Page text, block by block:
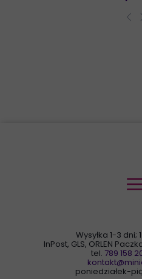
Wysyłka 1-3 dni;
InPost, GLS, ORLEN
tel. 789 158
poniedziałek-